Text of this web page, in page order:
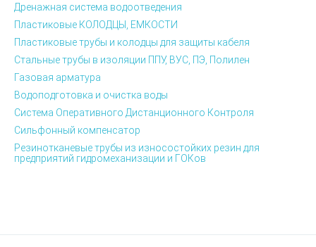
Дренажная система водоотведения
Пластиковые КОЛОДЦЫ, ЕМКОСТИ
Пластиковые трубы и колодцы для защиты кабеля
Стальные трубы в изоляции ППУ, ВУС, ПЭ, Полилен
Газовая арматура
Водоподготовка и очистка воды
Система Оперативного Дистанционного Контроля
Сильфонный компенсатор
Резинотканевые трубы из износостойких резин для
предприятий гидромеханизации и ГОКов